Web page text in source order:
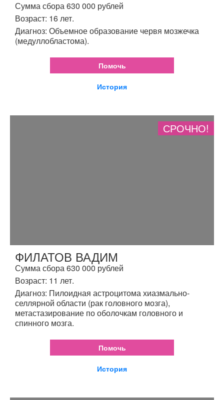
Сумма сбора 630 000 рублей
Возраст: 16 лет.
Диагноз: Объемное образование червя мозжечка
(медуллобластома).
Помочь
История
СРОЧНО!
ФИЛАТОВ ВАДИМ
Сумма сбора 630 000 рублей
Возраст: 11 лет.
Диагноз: Пилоидная астроцитома хиазмально-
селлярной области (рак головного мозга),
метастазирование по оболочкам головного и
спинного мозга.
Помочь
История